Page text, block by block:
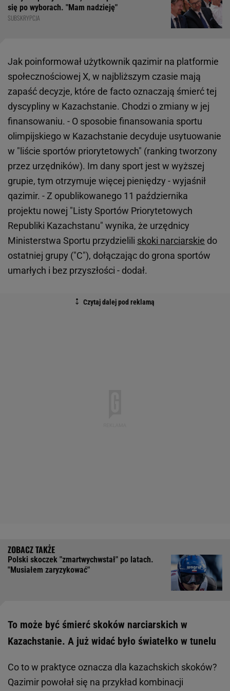
się po wyborach. "Mam nadzieję"
SUBSKRYPCJA
Jak poinformował użytkownik qazimir na platformie
społecznościowej X, w najbliższym czasie mają
zapaść decyzje, które de facto oznaczają śmierć tej
dyscypliny w Kazachstanie. Chodzi o zmiany w jej
finansowaniu. - O sposobie finansowania sportu
olimpijskiego w Kazachstanie decyduje usytuowanie
w "liście sportów priorytetowych" (ranking tworzony
przez urzędników). Im dany sport jest w wyższej
grupie, tym otrzymuje więcej pieniędzy - wyjaśnił
qazimir. - Z opublikowanego 11 października
projektu nowej "Listy Sportów Priorytetowych
Republiki Kazachstanu" wynika, że urzędnicy
Ministerstwa Sportu przydzielili skoki narciarskie do
ostatniej grupy ("C"), dołączając do grona sportów
umarłych i bez przyszłości - dodał.
Polski skoczek "zmartwychwstał" po latach.
"Musiałem zaryzykować"
To może być śmierć skoków narciarskich w
Kazachstanie. A już widać było światełko w tunelu
Co to w praktyce oznacza dla kazachskich skoków?
Qazimir powołał się na przykład kombinacji